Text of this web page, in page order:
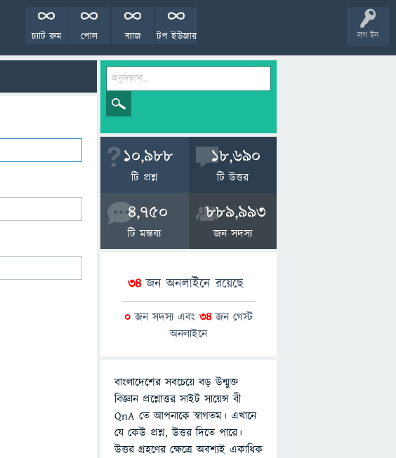
লগ ইন
টপ ইউজার
ব্যাজ
পোল
চ্যাট রুম
10,988
টি প্রশ্ন
18,690
টি উত্তর
4,750
টি মন্তব্য
889,993
জন সদস্য
34জন অনলাইনে রয়েছে
0 জন সদস্য এবং 34 জন গেস্ট
অনলাইনে
বাংলাদেশের সবচেয়ে বড় উন্মুক্ত
বিজ্ঞান প্রশ্নোত্তর সাইট সায়েন্স বী
QnA তে আপনাকে স্বাগতম। এখানে
যে কেউ প্রশ্ন, উত্তর দিতে পারে।
উত্তর গ্রহণের ক্ষেত্রে অবশ্যই একাধিক